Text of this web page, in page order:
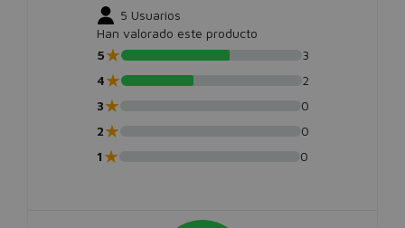
5 Usuarios
Han valorado este producto
5★
3
4★
2
3★
0
2★
0
1★ 0